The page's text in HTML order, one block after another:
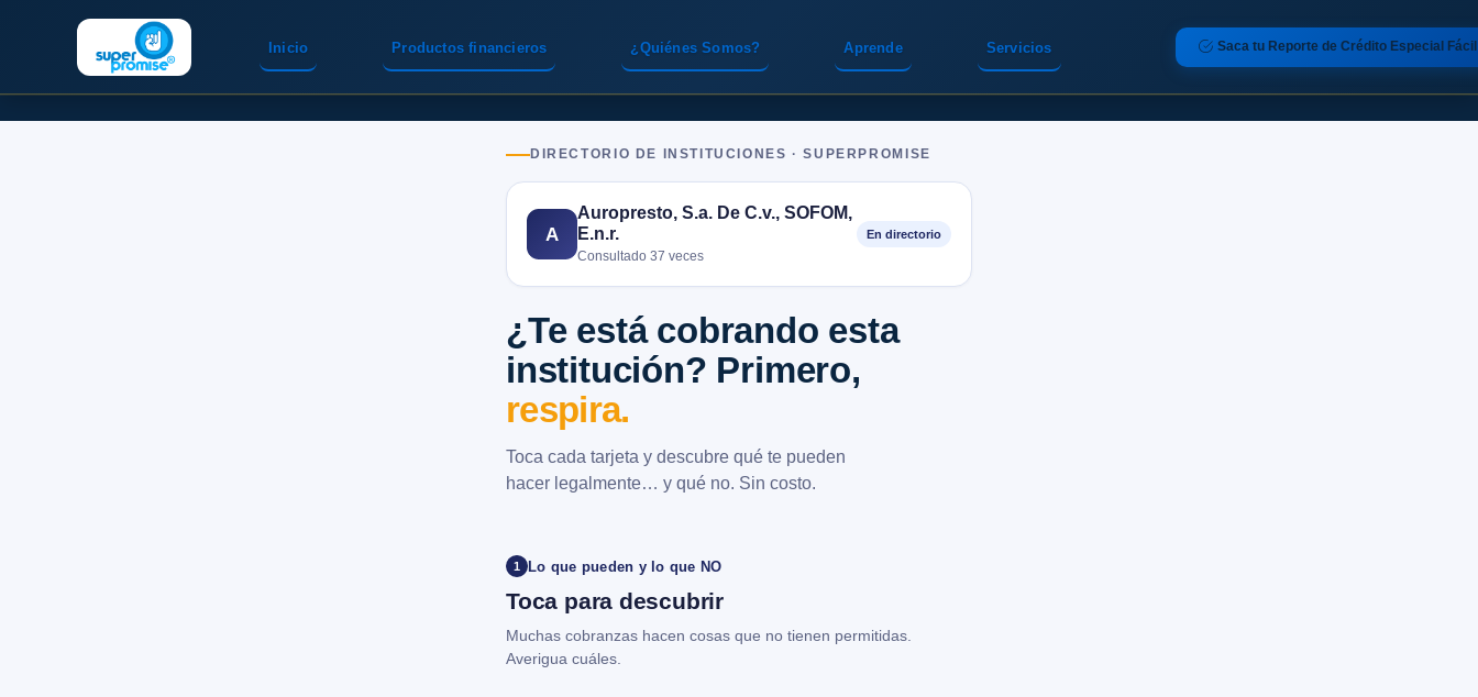
Inicio Servicios
Productos financieros ¿Quiénes Somos? Aprende Saca tu Reporte de Crédito Especial Fácil
DIRECTORIO DE INSTITUCIONES · SUPERPROMISE
A
Auropresto, S.a. De C.v., SOFOM,
E.n.r.
Consultado 37 veces
En directorio
¿Te está cobrando esta
institución? Primero,
respira.
Toca cada tarjeta y descubre qué te pueden
hacer legalmente… y qué no. Sin costo.
1 Lo que pueden y lo que NO
Toca para descubrir
Muchas cobranzas hacen cosas que no tienen permitidas.
Averigua cuáles.